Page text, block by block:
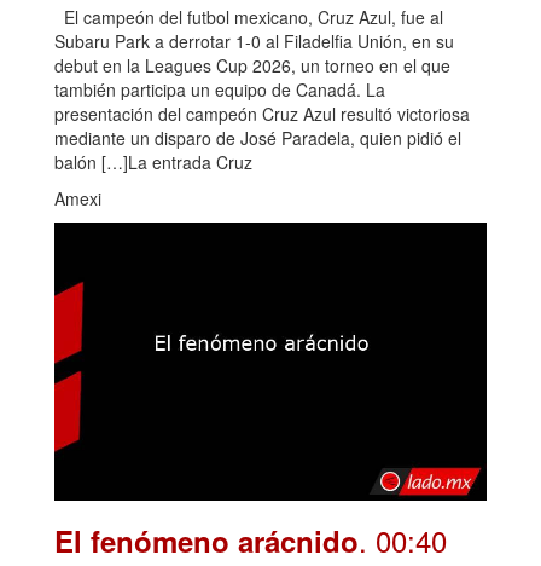
El campeón del futbol mexicano, Cruz Azul, fue al
Subaru Park a derrotar 1-0 al Filadelfia Unión, en su
debut en la Leagues Cup 2026, un torneo en el que
también participa un equipo de Canadá. La
presentación del campeón Cruz Azul resultó victoriosa
mediante un disparo de José Paradela, quien pidió el
balón […]La entrada Cruz
Amexi
El fenómeno arácnido. 00:40